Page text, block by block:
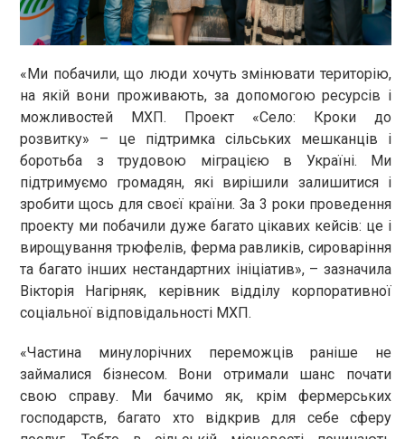
«Ми побачили, що люди хочуть змінювати територію,
на якій вони проживають, за допомогою ресурсів і
можливостей МХП. Проект «Село: Кроки до
розвитку» – це підтримка сільських мешканців і
боротьба з трудовою міграцією в Україні. Ми
підтримуємо громадян, які вирішили залишитися і
зробити щось для своєї країни. За 3 роки проведення
проекту ми побачили дуже багато цікавих кейсів: це і
вирощування трюфелів, ферма равликів, сироваріння
та багато інших нестандартних ініціатив», – зазначила
Вікторія Нагірняк, керівник відділу корпоративної
соціальної відповідальності МХП.
«Частина минулорічних переможців раніше не
займалися бізнесом. Вони отримали шанс почати
свою справу. Ми бачимо як, крім фермерських
господарств, багато хто відкрив для себе сферу